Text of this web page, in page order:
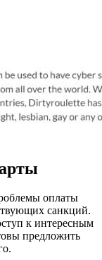
оплаты
санкций.
к интересным
предложить